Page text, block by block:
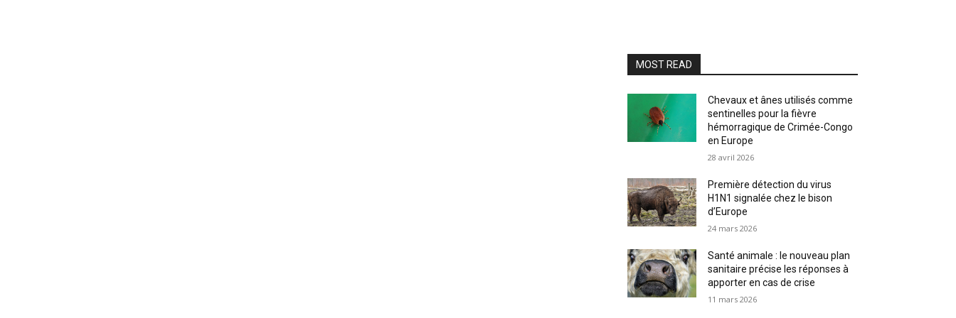
MOST READ
Chevaux et ânes utilisés comme
sentinelles pour la fièvre
hémorragique de Crimée-Congo
en Europe
28 avril 2026
Première détection du virus
H1N1 signalée chez le bison
d’Europe
24 mars 2026
Santé animale : le nouveau plan
sanitaire précise les réponses à
apporter en cas de crise
11 mars 2026